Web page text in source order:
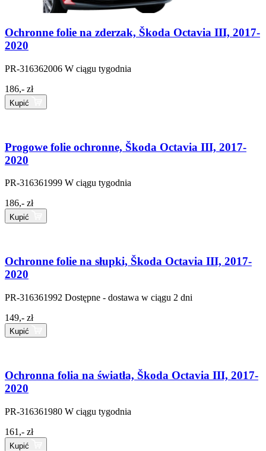
Ochronne folie na zderzak, Škoda Octavia III, 2017-
2020
PR-316362006 W ciągu tygodnia
186,- zł
Kupić
Progowe folie ochronne, Škoda Octavia III, 2017-
2020
PR-316361999 W ciągu tygodnia
186,- zł
Kupić
Ochronne folie na słupki, Škoda Octavia III, 2017-
2020
PR-316361992 Dostępne - dostawa w ciągu 2 dni
149,- zł
Kupić
Ochronna folia na światła, Škoda Octavia III, 2017-
2020
PR-316361980 W ciągu tygodnia
161,- zł
Kupić